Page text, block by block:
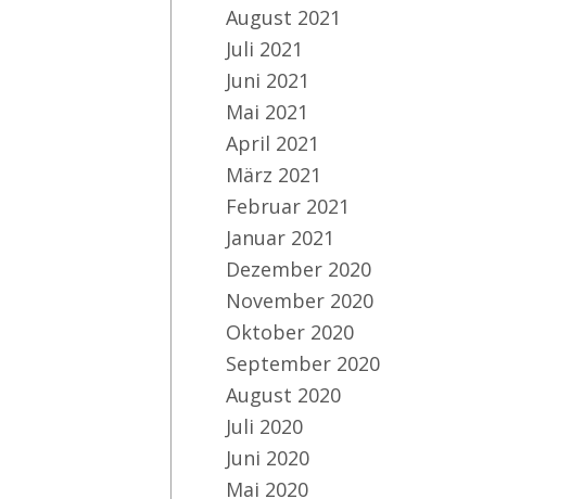
August 2021
Juli 2021
Juni 2021
Mai 2021
April 2021
März 2021
Februar 2021
Januar 2021
Dezember 2020
November 2020
Oktober 2020
September 2020
August 2020
Juli 2020
Juni 2020
Mai 2020